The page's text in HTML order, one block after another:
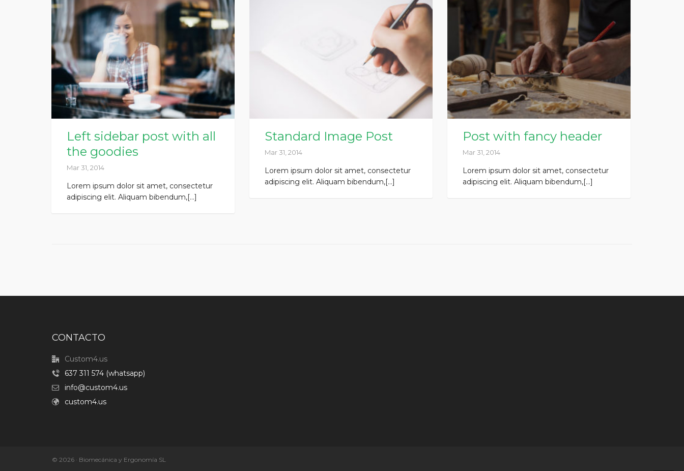
Left sidebar post with all
the goodies
Mar 31, 2014
Lorem ipsum dolor sit amet, consectetur
adipiscing elit. Aliquam bibendum,[...]
Standard Image Post
Mar 31, 2014
Lorem ipsum dolor sit amet, consectetur
adipiscing elit. Aliquam bibendum,[...]
Post with fancy header
Mar 31, 2014
Lorem ipsum dolor sit amet, consectetur
adipiscing elit. Aliquam bibendum,[...]
CONTACTO
Custom4.us
637 311 574 (whatsapp)
info@custom4.us
custom4.us
© 2026 · Biomecánica y Ergonomía SL